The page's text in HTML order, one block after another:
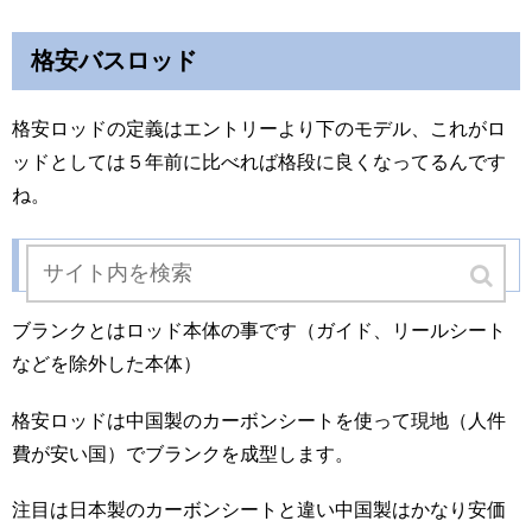
格安バスロッド
格安ロッドの定義はエントリーより下のモデル、これがロ
ッドとしては５年前に比べれば格段に良くなってるんです
ね。
ブランク
ブランクとはロッド本体の事です（ガイド、リールシート
などを除外した本体）
格安ロッドは中国製のカーボンシートを使って現地（人件
費が安い国）でブランクを成型します。
注目は日本製のカーボンシートと違い中国製はかなり安価